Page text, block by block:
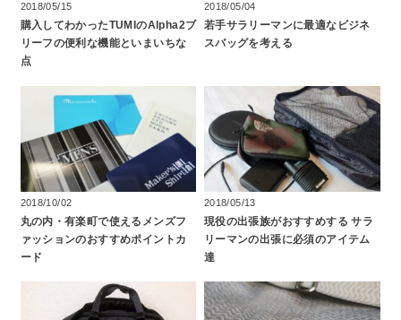
2018/05/15
購入してわかったTUMIのAlpha2ブ
リーフの便利な機能といまいちな
点
2018/05/04
若手サラリーマンに最適なビジネ
スバッグを考える
2018/10/02
丸の内・有楽町で使えるメンズフ
ァッションのおすすめポイントカ
ード
2018/05/13
現役の出張族がおすすめする サラ
リーマンの出張に必須のアイテム
達